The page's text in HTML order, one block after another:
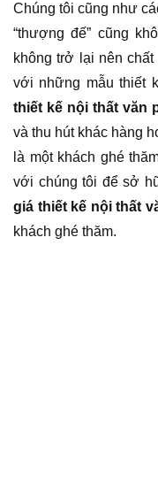
Chúng tôi cũng như
“thượng đế” cũng
không trở lại nên
với những mẫu thiết
thiết kế nội thất văn
và thu hút khác hàng
là một khách ghé
với chúng tôi để sở
giá thiết kế nội thất
khách ghé thăm.